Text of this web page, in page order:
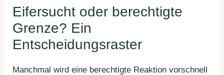
Eifersucht oder berechtigte
Grenze? Ein
Entscheidungsraster
Manchmal wird eine berechtigte Reaktion vorschnell